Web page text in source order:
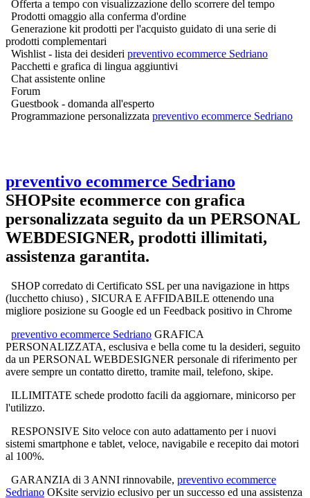
Offerta a tempo con visualizzazione dello scorrere del tempo
Prodotti omaggio alla conferma d'ordine
Generazione kit prodotti per l'acquisto guidato di una serie di
prodotti complementari
Wishlist - lista dei desideri preventivo ecommerce Sedriano
Pacchetti e grafica di lingua aggiuntivi
Chat assistente online
Forum
Guestbook - domanda all'esperto
Programmazione personalizzata preventivo ecommerce Sedriano
preventivo ecommerce Sedriano
SHOPsite ecommerce con grafica
personalizzata seguito da un PERSONAL
WEBDESIGNER, prodotti illimitati,
assistenza garantita.
SHOP corredato di Certificato SSL per una navigazione in https
(lucchetto chiuso) , SICURA E AFFIDABILE ottenendo una
migliore posizione su Google ed un Feedback positivo in Chrome
preventivo ecommerce Sedriano GRAFICA
PERSONALIZZATA, esclusiva e bella come tu la desideri, seguito
da un PERSONAL WEBDESIGNER personale di riferimento per
avere sempre un contatto diretto, tramite mail, telefono, skipe.
ILLIMITATE schede prodotto facili da aggiornare, minicorso per
l'utilizzo.
RESPONSIVE Sito veloce con auto adattamento per i nuovi
sistemi smartphone e tablet, veloce, navigabile e recepito dai motori
al 100%.
GARANZIA di 3 ANNI rinnovabile, preventivo ecommerce
Sedriano OKsite servizio eclusivo per un successo ed una assistenza